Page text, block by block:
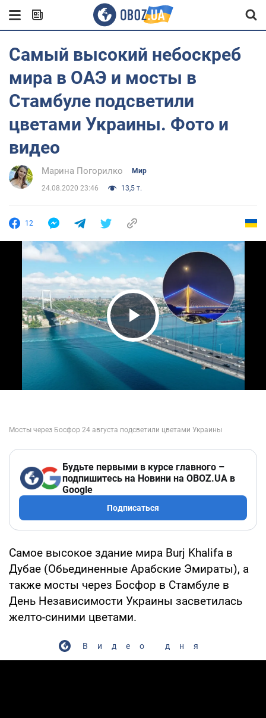
Самый высокий небоскреб
мира в ОАЭ и мосты в
Стамбуле подсветили
цветами Украины. Фото и
видео
Марина Погорилко Мир
24.08.2020 23:46 13,5 т.
12
Play Video
Будьте первыми в курсе главного –
подпишитесь на Новини на OBOZ.UA в
Google
Подписаться
Самое высокое здание мира Burj Khalifa в
Дубае (Обьединенные Арабские Эмираты), а
также мосты через Босфор в Стамбуле в
День Независимости Украины засветилась
желто-синими цветами.
Видео дня